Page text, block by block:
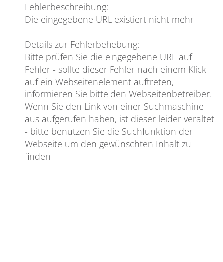
Fehlerbeschreibung:
Die eingegebene URL existiert nicht mehr
Details zur Fehlerbehebung:
Bitte prüfen Sie die eingegebene URL auf
Fehler - sollte dieser Fehler nach einem Klick
auf ein Webseitenelement auftreten,
informieren Sie bitte den Webseitenbetreiber.
Wenn Sie den Link von einer Suchmaschine
aus aufgerufen haben, ist dieser leider veraltet
- bitte benutzen Sie die Suchfunktion der
Webseite um den gewünschten Inhalt zu
finden